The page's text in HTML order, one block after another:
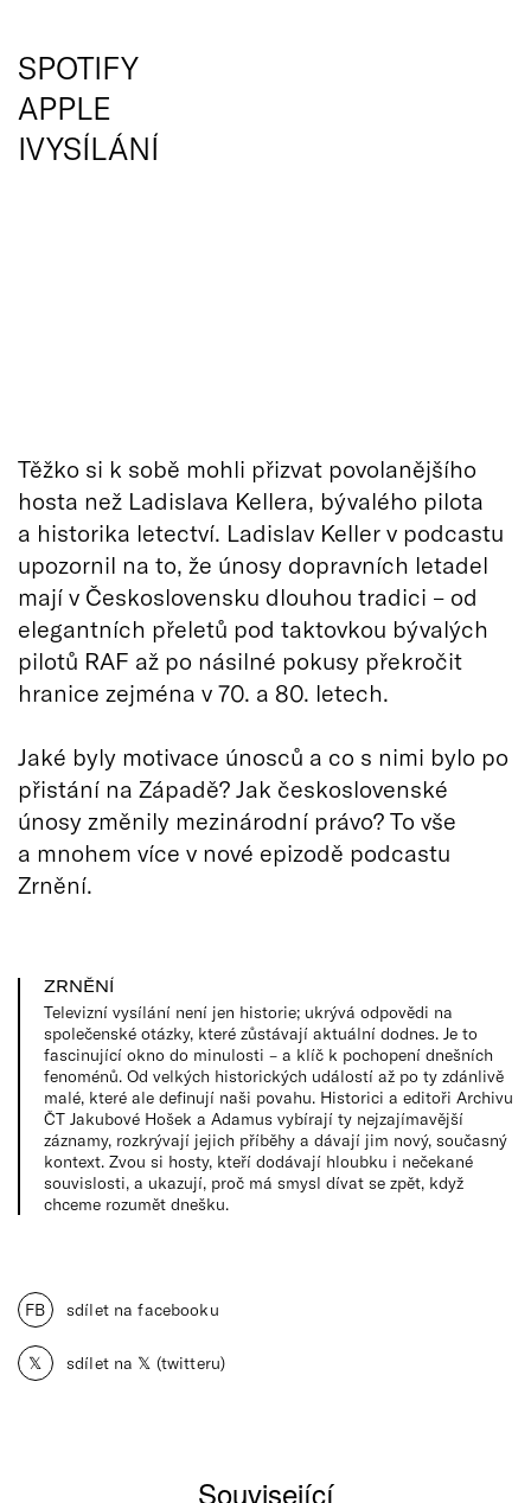
SPOTIFY
APPLE
IVYSÍLÁNÍ
Těžko si k sobě mohli přizvat povolanějšího
hosta než Ladislava Kellera, bývalého pilota
a historika letectví. Ladislav Keller v podcastu
upozornil na to, že únosy dopravních letadel
mají v Československu dlouhou tradici – od
elegantních přeletů pod taktovkou bývalých
pilotů RAF až po násilné pokusy překročit
hranice zejména v 70. a 80. letech.
Jaké byly motivace únosců a co s nimi bylo po
přistání na Západě? Jak československé
únosy změnily mezinárodní právo? To vše
a mnohem více v nové epizodě podcastu
Zrnění.
ZRNĚNÍ
Televizní vysílání není jen historie; ukrývá odpovědi na
společenské otázky, které zůstávají aktuální dodnes. Je to
fascinující okno do minulosti – a klíč k pochopení dnešních
fenoménů. Od velkých historických událostí až po ty zdánlivě
malé, které ale definují naši povahu. Historici a editoři Archivu
ČT Jakubové Hošek a Adamus vybírají ty nejzajímavější
záznamy, rozkrývají jejich příběhy a dávají jim nový, současný
kontext. Zvou si hosty, kteří dodávají hloubku i nečekané
souvislosti, a ukazují, proč má smysl dívat se zpět, když
chceme rozumět dnešku.
FB sdílet na facebooku
𝕏 sdílet na 𝕏 (twitteru)
Související